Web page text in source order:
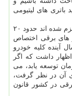
باتری های لیتیومی
گفتنی است، در بعضی از كشورها كارخانه ها ملزم شده اند حدود ۲۰
های برقی اختصاص
آینده كلیه خودرو
داشت كه اگر
توسعه یابد، می
آن در نظر گرفت،
در كشور قانون